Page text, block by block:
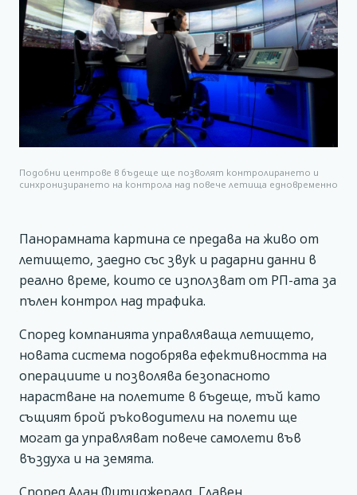
Подобни центрове в бъдеще ще позволят контролирането и
синхронизирането на контрола над повече летища едновременно
Панорамната картина се предава на живо от
летището, заедно със звук и радарни данни в
реално време, които се използват от РП-ата за
пълен контрол над трафика.
Според компанията управляваща летището,
новата система подобрява ефективността на
операциите и позволява безопасното
нарастване на полетите в бъдеще, тъй като
същият брой ръководители на полети ще
могат да управляват повече самолети във
въздуха и на земята.